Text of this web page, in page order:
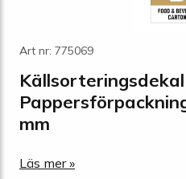
Art nr: 775069
mm
Läs mer »